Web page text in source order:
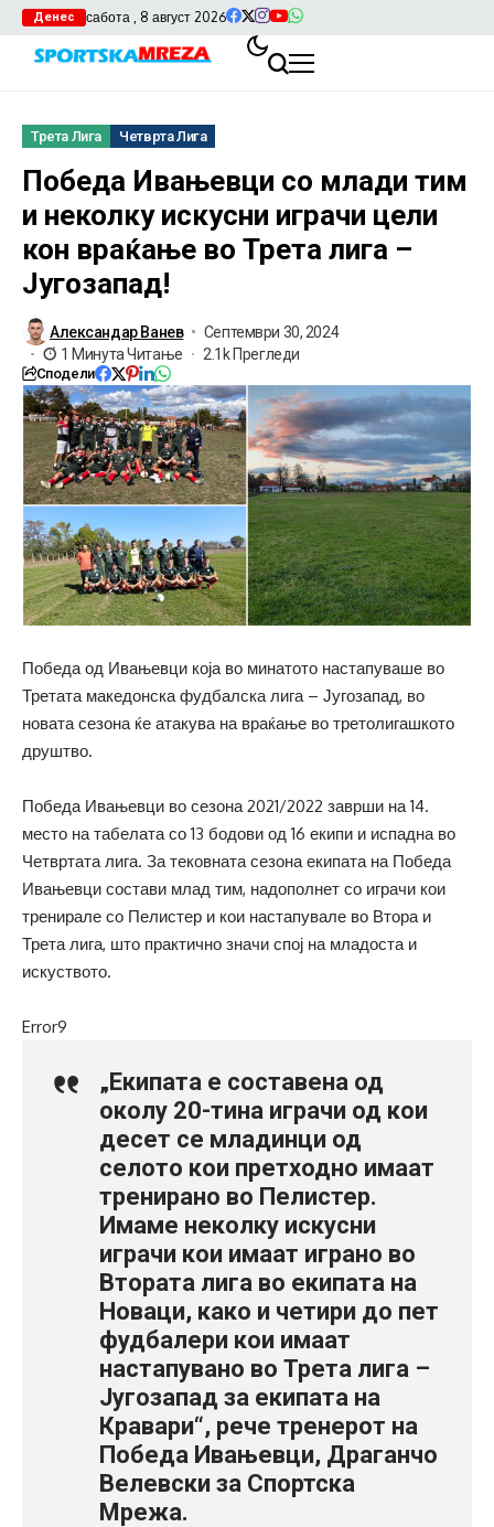
Денес сабота , 8 август 2026
Трета Лига Четврта Лига
Победа Ивањевци со млади тим
и неколку искусни играчи цели
кон враќање во Трета лига –
Југозапад!
Александар Ванев
Септември 30, 2024
1 Минута Читање
2.1k Прегледи
Сподели
Победа од Ивањевци која во минатото настапуваше во
Третата македонска фудбалска лига – Југозапад, во
новата сезона ќе атакува на враќање во третолигашкото
друштво.
Победа Ивањевци во сезона 2021/2022 заврши на 14.
место на табелата со 13 бодови од 16 екипи и испадна во
Четвртата лига. За тековната сезона екипата на Победа
Ивањевци состави млад тим, надополнет со играчи кои
тренирале со Пелистер и кои настапувале во Втора и
Трета лига, што практично значи спој на младоста и
искуството.
Error9
„Екипата е составена од
околу 20-тина играчи од кои
десет се младинци од
селото кои претходно имаат
тренирано во Пелистер.
Имаме неколку искусни
играчи кои имаат играно во
Втората лига во екипата на
Новаци, како и четири до пет
фудбалери кои имаат
настапувано во Трета лига –
Југозапад за екипата на
Кравари“, рече тренерот на
Победа Ивањевци, Драганчо
Велевски за Спортска
Мрежа.